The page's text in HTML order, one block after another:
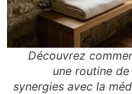
Découvrez
une routine
synergies avec la